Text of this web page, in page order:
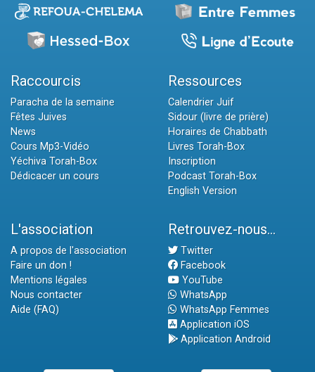
Raccourcis
Paracha de la semaine
Fêtes Juives
News
Cours Mp3-Vidéo
Yéchiva Torah-Box
Dédicacer un cours
Ressources
Calendrier Juif
Sidour (livre de prière)
Horaires de Chabbath
Livres Torah-Box
Inscription
Podcast Torah-Box
English Version
L'association
A propos de l'association
Faire un don !
Mentions légales
Nous contacter
Aide (FAQ)
Retrouvez-nous...
Twitter
Facebook
YouTube
WhatsApp
WhatsApp Femmes
Application iOS
Application Android